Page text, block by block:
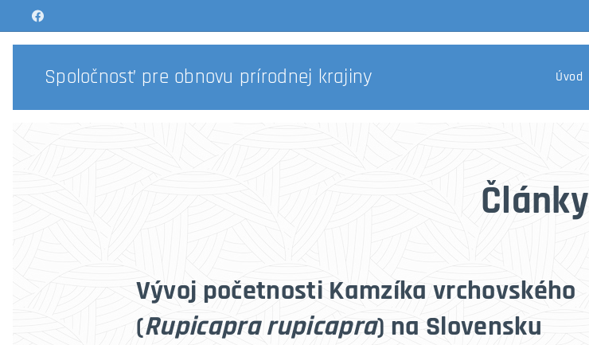
Spoločnosť pre obnovu prírodnej krajiny Úvod
Články
Vývoj početnosti Kamzíka vrchovského
(Rupicapra rupicapra) na Slovensku